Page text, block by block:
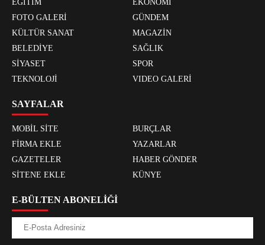
EĞİTİM
EKONOMİ
FOTO GALERİ
GÜNDEM
KÜLTÜR SANAT
MAGAZİN
BELEDİYE
SAĞLIK
SİYASET
SPOR
TEKNOLOJİ
VIDEO GALERİ
SAYFALAR
MOBİL SİTE
BURÇLAR
FİRMA EKLE
YAZARLAR
GAZETELER
HABER GÖNDER
SİTENE EKLE
KÜNYE
E-BÜLTEN ABONELİĞİ